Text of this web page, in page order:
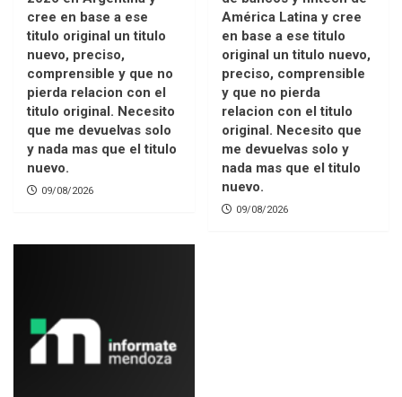
cree en base a ese
titulo original un titulo
nuevo, preciso,
comprensible y que no
pierda relacion con el
titulo original. Necesito
que me devuelvas solo
y nada mas que el titulo
nuevo.
09/08/2026
América Latina y cree
en base a ese titulo
original un titulo nuevo,
preciso, comprensible
y que no pierda
relacion con el titulo
original. Necesito que
me devuelvas solo y
nada mas que el titulo
nuevo.
09/08/2026